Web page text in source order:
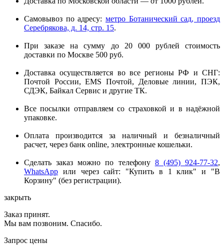
Самовывоз по адресу: метро Ботанический сад, проезд
Серебрякова, д. 14, стр. 15.
При заказе на сумму до 20 000 рублей стоимость
доставки по Москве 500 руб.
Доставка осуществляется во все регионы РФ и СНГ:
Почтой России, EMS Почтой, Деловые линии, ПЭК,
СДЭК, Байкал Сервис и другие ТК.
Все посылки отправляем со страховкой и в надёжной
упаковке.
Оплата производится за наличный и безналичный
расчет, через банк online, электронные кошельки.
Сделать заказ можно по телефону 8 (495) 924-77-32,
WhatsApp или через сайт: "Купить в 1 клик" и "В
Корзину" (без регистрации).
закрыть
Заказ принят.
Мы вам позвоним. Спасибо.
Запрос цены